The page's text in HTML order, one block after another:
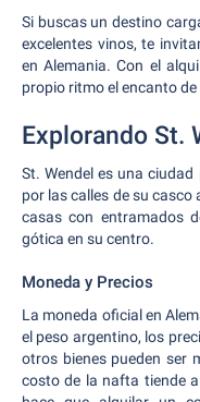
Si buscas un destino
excelentes vinos, te
en Alemania. Con el
propio ritmo el encanto de
Explorando St.
St. Wendel es una
por las calles de su
casas con entramados
gótica en su centro.
Moneda y Precios
La moneda oficial en
el peso argentino, los
otros bienes pueden ser
costo de la nafta tiende